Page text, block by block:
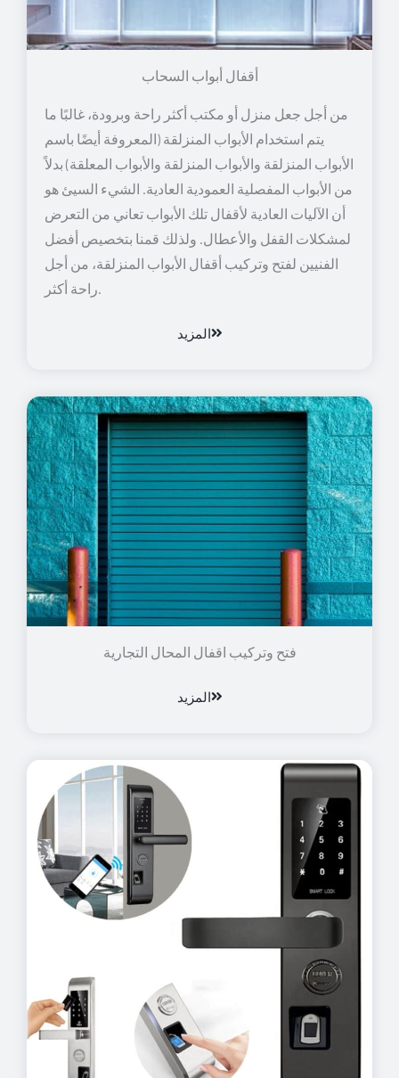
أقفال أبواب السحاب
من أجل جعل منزل أو مكتب أكثر راحة وبرودة، غالبًا ما
يتم استخدام الأبواب المنزلقة (المعروفة أيضًا باسم
الأبواب المنزلقة والأبواب المنزلقة والأبواب المعلقة) بدلاً
من الأبواب المفصلية العمودية العادية. الشيء السيئ هو
أن الآليات العادية لأقفال تلك الأبواب تعاني من التعرض
لمشكلات القفل والأعطال. ولذلك قمنا بتخصيص أفضل
الفنيين لفتح وتركيب أقفال الأبواب المنزلقة، من أجل
راحة أكثر.
المزيد
فتح وتركيب اقفال المحال التجارية
المزيد